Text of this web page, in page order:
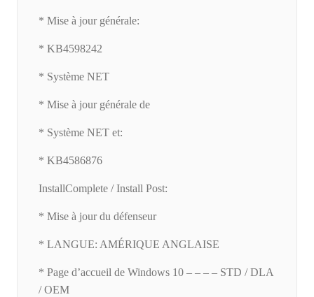
* Mise à jour générale:
* KB4598242
* Système NET
* Mise à jour générale de
* Système NET et:
* KB4586876
InstallComplete / Install Post:
* Mise à jour du défenseur
* LANGUE: AMÉRIQUE ANGLAISE
* Page d’accueil de Windows 10 – – – – STD / DLA
/ OEM